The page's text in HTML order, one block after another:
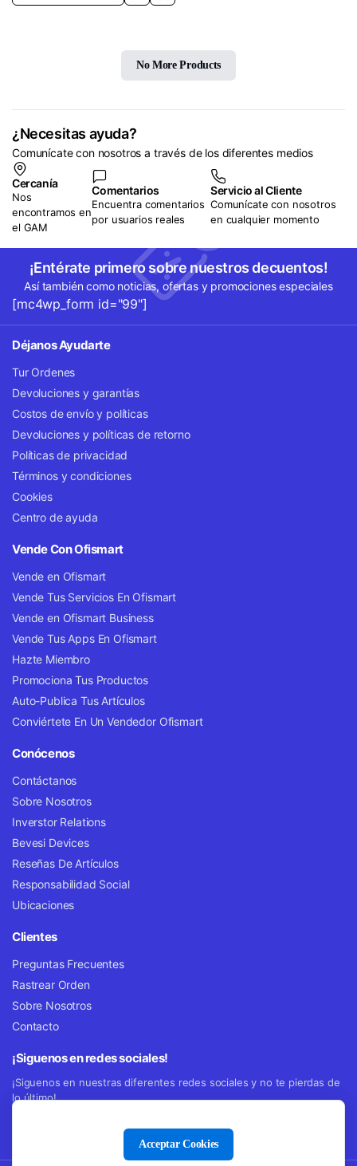
No More Products
¿Necesitas ayuda?
Comunícate con nosotros a través de los diferentes medios
Cercanía
Nos
encontramos en
el GAM
Comentarios
Encuentra comentarios
por usuarios reales
Servicio al Cliente
Comunícate con nosotros
en cualquier momento
¡Entérate primero sobre nuestros decuentos!
Así también como noticias, ofertas y promociones especiales
[mc4wp_form id="99"]
Déjanos Ayudarte
Tur Ordenes
Devoluciones y garantías
Costos de envío y políticas
Devoluciones y políticas de retorno
Políticas de privacidad
Términos y condiciones
Cookies
Centro de ayuda
Vende Con Ofismart
Vende en Ofismart
Vende Tus Servicios En Ofismart
Vende en Ofismart Business
Vende Tus Apps En Ofismart
Hazte Miembro
Promociona Tus Productos
Auto-Publica Tus Artículos
Conviértete En Un Vendedor Ofismart
Conócenos
Contáctanos
Sobre Nosotros
Inverstor Relations
Bevesi Devices
Reseñas De Artículos
Responsabilidad Social
Ubicaciones
Clientes
Preguntas Frecuentes
Rastrear Orden
Sobre Nosotros
Contacto
¡Siguenos en redes sociales!
¡Siguenos en nuestras diferentes redes sociales y no te pierdas de
lo último!
Acceptar Cookies